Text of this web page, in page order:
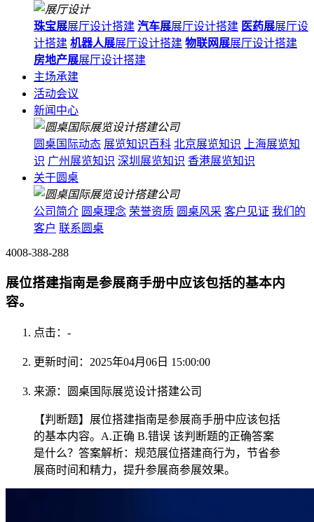
珠宝展展厅设计搭建 汽车展展厅设计搭建 医药展展厅设
计搭建 机器人展展厅设计搭建 物联网展展厅设计搭建
房地产展展厅设计搭建
主场承建
活动会议
新闻中心
圆桌国际动态 展览知识百科 北京展览知识
上海展览知
识 广州展览知识 深圳展览知识 香港展览知识
关于圆桌
公司简介 圆桌理念 荣誉资质 圆桌风采 客户见证 我们的
客户 联系圆桌
4008-388-288
展位搭建指南是参展商手册中应该包括的基本内
容。
点击： -
更新时间：2025年04月06日 15:00:00
来源：圆桌国际展览设计搭建公司
【判断题】展位搭建指南是参展商手册中应该包括
的基本内容。A.正确 B.错误 该判断题的正确答案
是什么？答案解析：规范展位搭建商行为，节省参
展商时间和精力，提升参展商参展效果。